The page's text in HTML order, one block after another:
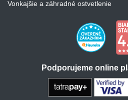
Vonkajšie a záhradné ostvetlenie
Podporujeme online